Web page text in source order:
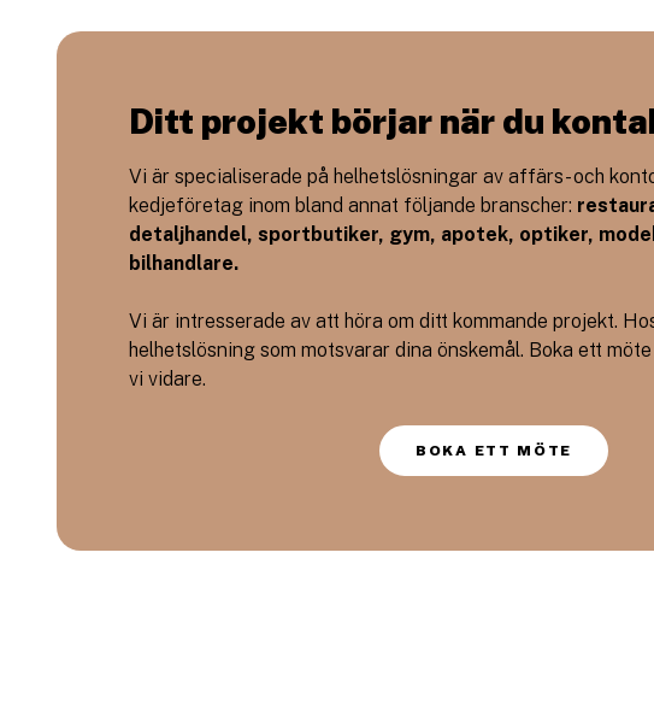
Ditt projekt börjar när du
Vi är specialiserade på helhetslösningar av affärs- och
kedjeföretag inom bland annat följande branscher:
detaljhandel, sportbutiker, gym, apotek, optiker,
bilhandlare.
Vi är intresserade av att höra om ditt kommande projekt.
helhetslösning som motsvarar dina önskemål. Boka ett
vi vidare.
BOKA ETT MÖTE